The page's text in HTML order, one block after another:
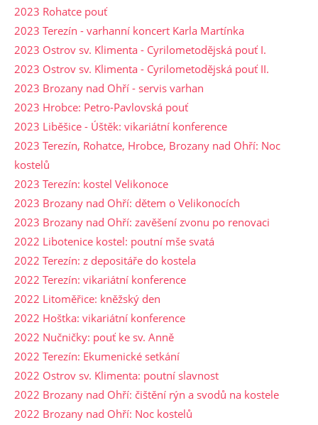
2023 Rohatce pouť
2023 Terezín - varhanní koncert Karla Martínka
2023 Ostrov sv. Klimenta - Cyrilometodějská pouť I.
2023 Ostrov sv. Klimenta - Cyrilometodějská pouť II.
2023 Brozany nad Ohří - servis varhan
2023 Hrobce: Petro-Pavlovská pouť
2023 Liběšice - Úštěk: vikariátní konference
2023 Terezín, Rohatce, Hrobce, Brozany nad Ohří: Noc
kostelů
2023 Terezín: kostel Velikonoce
2023 Brozany nad Ohří: dětem o Velikonocích
2023 Brozany nad Ohří: zavěšení zvonu po renovaci
2022 Libotenice kostel: poutní mše svatá
2022 Terezín: z depositáře do kostela
2022 Terezín: vikariátní konference
2022 Litoměřice: kněžský den
2022 Hoštka: vikariátní konference
2022 Nučničky: pouť ke sv. Anně
2022 Terezín: Ekumenické setkání
2022 Ostrov sv. Klimenta: poutní slavnost
2022 Brozany nad Ohří: čištění rýn a svodů na kostele
2022 Brozany nad Ohří: Noc kostelů